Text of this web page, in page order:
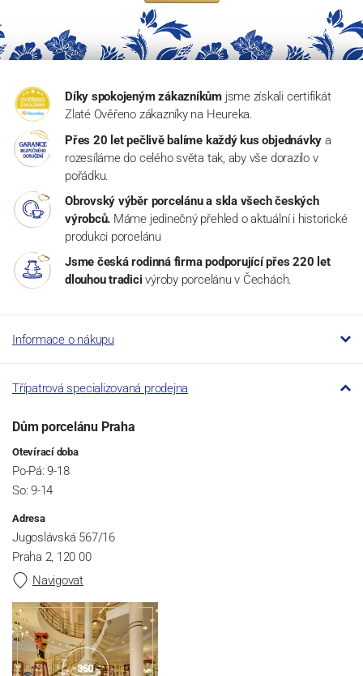
Díky spokojeným zákazníkům jsme získali certifikát
Zlaté Ověřeno zákazníky na Heureka.
Přes 20 let pečlivě balíme každý kus objednávky a
rozesíláme do celého světa tak, aby vše dorazilo v
pořádku.
Obrovský výběr porcelánu a skla všech českých
výrobců. Máme jedinečný přehled o aktuální i historické
produkci porcelánu
Jsme česká rodinná firma podporující přes 220 let
dlouhou tradici výroby porcelánu v Čechách.
Informace o nákupu
Třípatrová specializovaná prodejna
Dům porcelánu Praha
Otevírací doba
Po-Pá: 9-18
So: 9-14
Adresa
Jugoslávská 567/16
Praha 2, 120 00
Navigovat